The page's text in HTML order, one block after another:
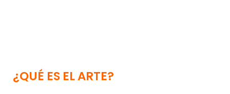
¿QUÉ ES EL ARTE?